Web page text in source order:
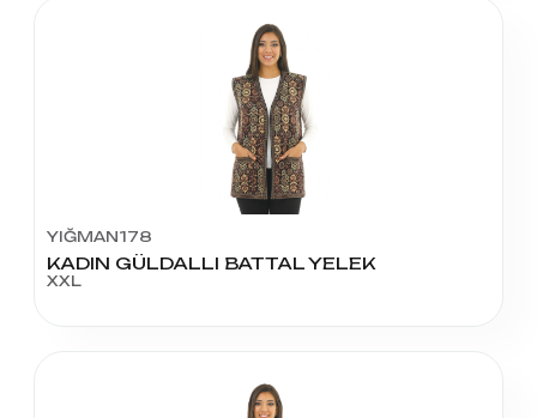
YIĞMAN178
KADIN GÜLDALLI BATTAL YELEK
XXL